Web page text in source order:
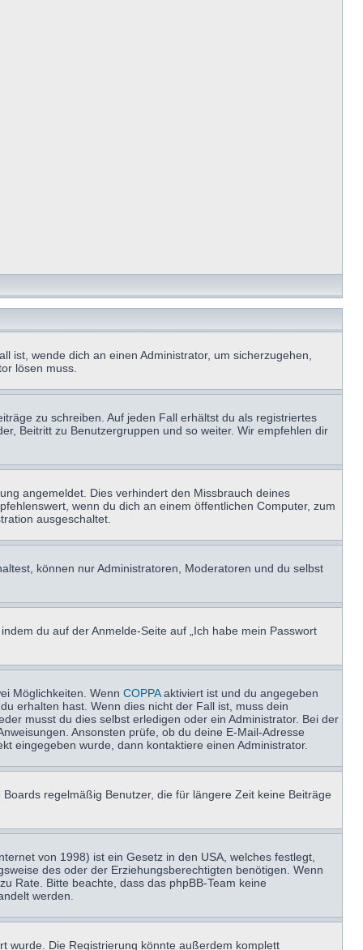
ist, wende dich an einen Administrator, um sicherzugehen,
lösen muss.
zu schreiben. Auf jeden Fall erhältst du als registriertes
Beitritt zu Benutzergruppen und so weiter. Wir empfehlen dir
angemeldet. Dies verhindert den Missbrauch deines
wenn du dich an einem öffentlichen Computer, zum
ausgeschaltet.
können nur Administratoren, Moderatoren und du selbst
du auf der Anmelde-Seite auf „Ich habe mein Passwort
Möglichkeiten. Wenn COPPAaktiviert ist und du angegeben
erhalten hast. Wenn dies nicht der Fall ist, muss dein
musst du dies selbst erledigen oder ein Administrator. Bei der
Ansonsten prüfe, ob du deine E-Mail-Adresse
eingegeben wurde, dann kontaktiere einen Administrator.
regelmäßig Benutzer, die für längere Zeit keine Beiträge
von 1998) ist ein Gesetz in den USA, welches festlegt,
des oder der Erziehungsberechtigten benötigen. Wenn
Rate. Bitte beachte, dass das phpBB-Team keine
werden.
wurde. Die Registrierung könnte außerdem komplett